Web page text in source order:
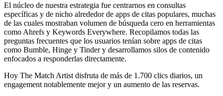
El núcleo de nuestra estrategia fue centrarnos en consultas
específicas y de nicho alrededor de apps de citas populares, muchas
de las cuales mostraban volumen de búsqueda cero en herramientas
como Ahrefs y Keywords Everywhere. Recopilamos todas las
preguntas frecuentes que los usuarios tenían sobre apps de citas
como Bumble, Hinge y Tinder y desarrollamos silos de contenido
enfocados a responderlas directamente.
Hoy The Match Artist disfruta de más de 1.700 clics diarios, un
engagement notablemente mejor y un aumento de las reservas.